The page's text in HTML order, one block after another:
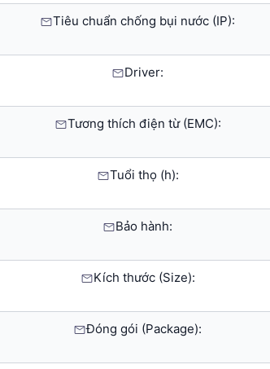
Tiêu chuẩn chống bụi nước (IP):
Driver:
Tương thích điện từ (EMC):
Tuổi thọ (h):
Bảo hành:
Kích thước (Size):
Đóng gói (Package):